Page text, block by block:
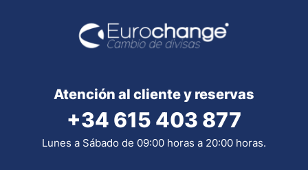
Atención al cliente y reservas
+34 615 403 877
Lunes a Sábado de 09:00 horas a 20:00 horas.